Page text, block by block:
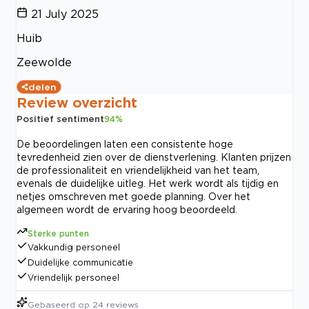
21 July 2025
Huib
Zeewolde
delen
Review overzicht
Positief sentiment94%
De beoordelingen laten een consistente hoge
tevredenheid zien over de dienstverlening. Klanten prijzen
de professionaliteit en vriendelijkheid van het team,
evenals de duidelijke uitleg. Het werk wordt als tijdig en
netjes omschreven met goede planning. Over het
algemeen wordt de ervaring hoog beoordeeld.
Sterke punten
Vakkundig personeel
Duidelijke communicatie
Vriendelijk personeel
Gebaseerd op 24 reviews